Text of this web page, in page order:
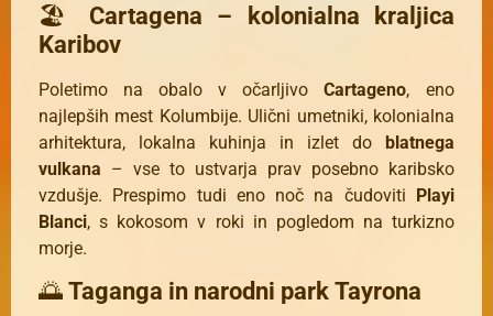
🏖 Cartagena – kolonialna kraljica
Karibov
Poletimo na obalo v očarljivo Cartageno, eno
najlepših mest Kolumbije. Ulični umetniki, kolonialna
arhitektura, lokalna kuhinja in izlet do blatnega
vulkana – vse to ustvarja prav posebno karibsko
vzdušje. Prespimo tudi eno noč na čudoviti Playi
Blanci, s kokosom v roki in pogledom na turkizno
morje.
🌅 Taganga in narodni park Tayrona